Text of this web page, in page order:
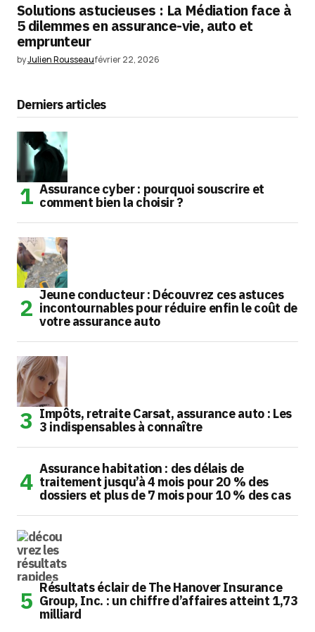
Solutions astucieuses : La Médiation face à
5 dilemmes en assurance-vie, auto et
emprunteur
byJulien Rousseaufévrier 22, 2026
Derniers articles
Assurance cyber : pourquoi souscrire et
comment bien la choisir ?
Jeune conducteur : Découvrez ces astuces
incontournables pour réduire enfin le coût de
votre assurance auto
Impôts, retraite Carsat, assurance auto : Les
3 indispensables à connaître
Assurance habitation : des délais de
traitement jusqu’à 4 mois pour 20 % des
dossiers et plus de 7 mois pour 10 % des cas
Résultats éclair de The Hanover Insurance
Group, Inc. : un chiffre d’affaires atteint 1,73
milliard